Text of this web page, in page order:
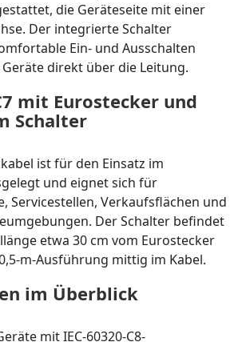
die Geräteseite mit einer
Der integrierte Schalter
Ein- und Ausschalten
direkt über die Leitung.
mit Eurostecker und
Schalter
ist für den Einsatz im
und eignet sich für
Servicestellen, Verkaufsflächen und
Der Schalter befindet
etwa 30 cm vom Eurostecker
m-Ausführung mittig im Kabel.
im Überblick
mit IEC-60320-C8-